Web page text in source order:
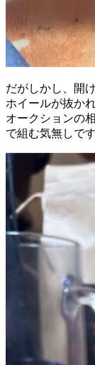
だがしかし、開
ホイールが抜か
オークションの
で組む気無しで